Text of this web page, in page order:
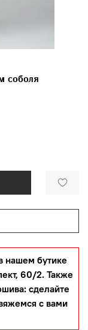
соболя
нашем бутике
60/2. Также
сделайте
с вами